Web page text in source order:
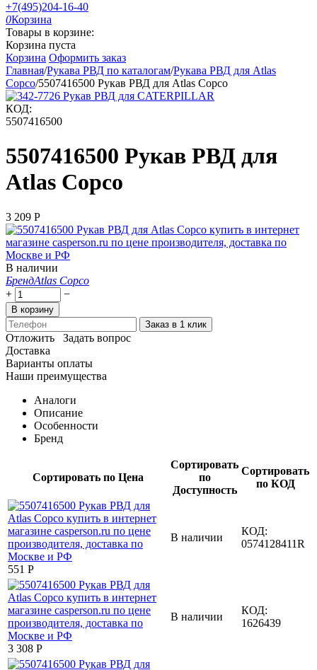
+7(495)204-16-40
0Корзина
Товары в корзине:
Корзина пуста
Корзина Оформить заказ
Главная/Рукава РВД по каталогам/Рукава РВД для Atlas
Copco/5507416500 Рукав РВД для Atlas Copco
КОД:
5507416500
5507416500 Рукав РВД для
Atlas Copco
3 209 Р
В наличии
БрендAtlas Copco
+
−
В корзину
Заказ в 1 клик
Отложить
Задать вопрос
Доставка
Варианты оплаты
Наши преимущества
Аналоги
Описание
Особенности
Бренд
Сортировать по Цена
Сортировать
по
Доступность
Сортировать
по КОД
‍551‍ Р
В наличии
КОД:
0574128411R
3 308 Р
В наличии
КОД:
1626439